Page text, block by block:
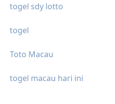
togel sdy lotto
togel
Toto Macau
togel macau hari ini